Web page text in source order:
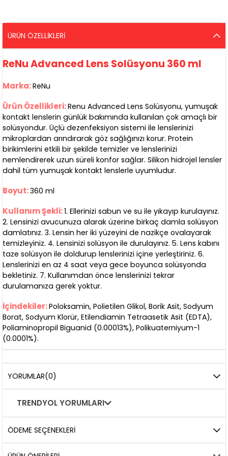
ÜRÜN ÖZELLIKLERI
ReNu Advanced Lens Solüsyonu 360 ml
Marka:ReNu
Ürün Özellikleri:Renu Advanced Lens Solüsyonu, yumuşak
kontakt lenslerin günlük bakımında kullanılan çok amaçlı bir
solüsyondur. Üçlü dezenfeksiyon sistemi ile lenslerinizi
mikroplardan arındırarak göz sağlığınızı korur. Protein
birikimlerini etkili bir şekilde temizler ve lenslerinizi
nemlendirerek uzun süreli konfor sağlar. Silikon hidrojel lensler
dahil tüm yumuşak kontakt lenslerle uyumludur.
Boyut:360 ml
Kullanım Şekli:1. Ellerinizi sabun ve su ile yıkayıp kurulayınız.
2. Lensinizi avucunuza alarak üzerine birkaç damla solüsyon
damlatınız. 3. Lensin her iki yüzeyini de nazikçe ovalayarak
temizleyiniz. 4. Lensinizi solüsyon ile durulayınız. 5. Lens kabını
taze solüsyon ile doldurup lenslerinizi içine yerleştiriniz. 6.
Lenslerinizi en az 4 saat veya gece boyunca solüsyonda
bekletiniz. 7. Kullanımdan önce lenslerinizi tekrar
durulamanıza gerek yoktur.
İçindekiler:Poloksamin, Polietilen Glikol, Borik Asit, Sodyum
Borat, Sodyum Klorür, Etilendiamin Tetraasetik Asit (EDTA),
Poliaminopropil Biguanid (0.00013%), Polikuaterniyum-1
(0.0001%).
YORUMLAR(0)
TRENDYOL YORUMLARI
ÖDEME SEÇENEKLERI